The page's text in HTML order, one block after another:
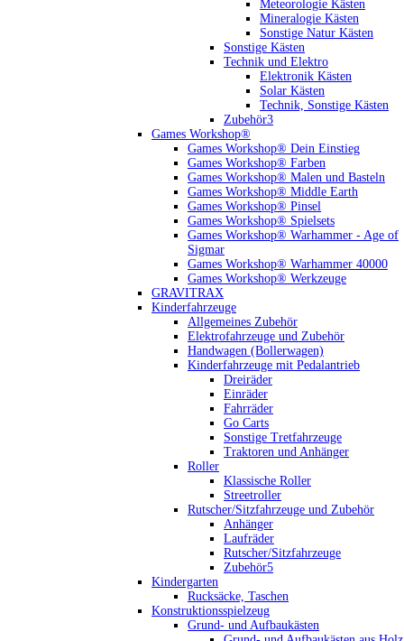
Meteorologie Kästen
Mineralogie Kästen
Sonstige Natur Kästen
Sonstige Kästen
Technik und Elektro
Elektronik Kästen
Solar Kästen
Technik, Sonstige Kästen
Zubehör3
Games Workshop®
Games Workshop® Dein Einstieg
Games Workshop® Farben
Games Workshop® Malen und Basteln
Games Workshop® Middle Earth
Games Workshop® Pinsel
Games Workshop® Spielsets
Games Workshop® Warhammer - Age of
Sigmar
Games Workshop® Warhammer 40000
Games Workshop® Werkzeuge
GRAVITRAX
Kinderfahrzeuge
Allgemeines Zubehör
Elektrofahrzeuge und Zubehör
Handwagen (Bollerwagen)
Kinderfahrzeuge mit Pedalantrieb
Dreiräder
Einräder
Fahrräder
Go Carts
Sonstige Tretfahrzeuge
Traktoren und Anhänger
Roller
Klassische Roller
Streetroller
Rutscher/Sitzfahrzeuge und Zubehör
Anhänger
Laufräder
Rutscher/Sitzfahrzeuge
Zubehör5
Kindergarten
Rucksäcke, Taschen
Konstruktionsspielzeug
Grund- und Aufbaukästen